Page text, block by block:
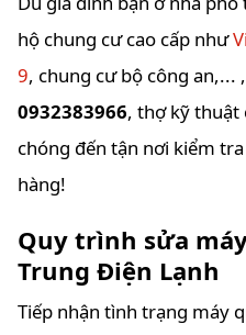
hộ chung cư cao cấp như
9, chung cư bộ công an,...
0932383966, thợ kỹ thuật
chóng đến tận nơi kiểm
hàng!
Quy trình sửa
Trung Điện Lạnh
Tiếp nhận tình trạng máy